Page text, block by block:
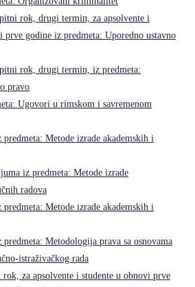
rok, drugi termin, za apsolvente i
prve godine iz predmeta: Uporedno ustavno
rok, drugi termin, iz predmeta:
pravo
Ugovori u rimskom i savremenom
Metode izrade akademskih i
iz predmeta: Metode izrade
radova
Metode izrade akademskih i
Metodologija prava sa osnovama
istraživačkog rada
za apsolvente i studente u obnovi prve